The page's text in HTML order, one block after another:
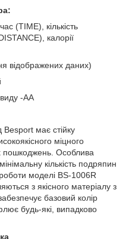
(TIME), кількість
калорії
відображених даних)
-AA
має стійку
міцного
пошкоджень. Особлива
кількість подряпин
моделі BS-1006R
з якісного матеріалу з
базовий колір
будь-які, випадково